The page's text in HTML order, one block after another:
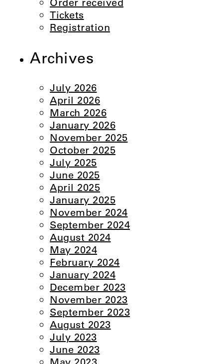
Tickets
Registration
Archives
July 2026
April 2026
March 2026
January 2026
November 2025
October 2025
July 2025
June 2025
April 2025
January 2025
November 2024
September 2024
August 2024
May 2024
February 2024
January 2024
December 2023
November 2023
September 2023
August 2023
July 2023
June 2023